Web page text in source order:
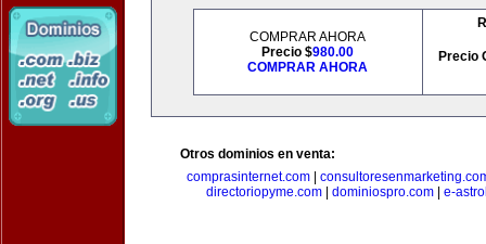
COMPRAR AHORA
Precio $980.00
COMPRAR AHORA
Precio
Otros dominios en venta:
comprasinternet.com|
directoriopyme.com| dominiospro.com| e-